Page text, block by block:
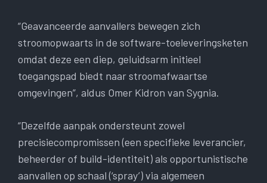
“Geavanceerde aanvallers bewegen zich
stroomopwaarts in de software-toeleveringsketen
omdat deze een diep, geluidsarm initieel
toegangspad biedt naar stroomafwaartse
omgevingen”, aldus Omer Kidron van Sygnia.
“Dezelfde aanpak ondersteunt zowel
precisiecompromissen (een specifieke leverancier,
beheerder of build-identiteit) als opportunistische
aanvallen op schaal (‘spray’) via algemeen